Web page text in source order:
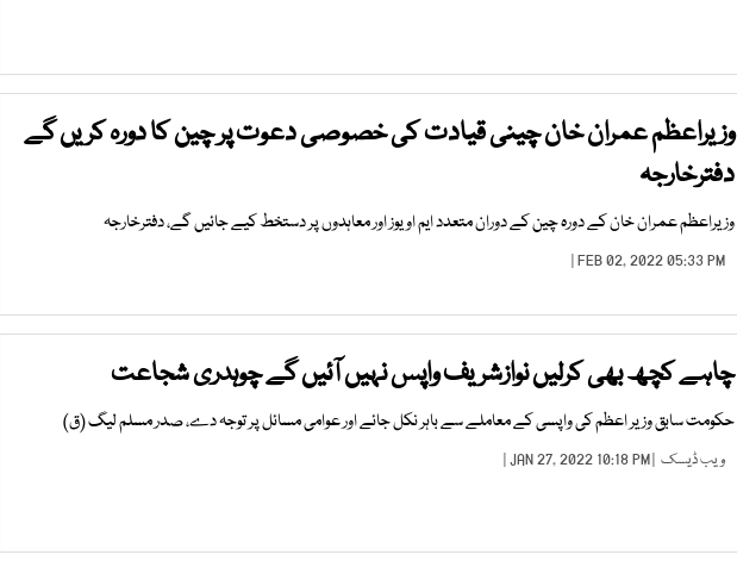
وزیراعظم عمران خان چینی قیادت کی خصوصی دعوت پر چین کا دورہ کریں گے
دفترخارجہ
وزیراعظم عمران خان کے دورہ چین کے دوران متعدد ایم او یوز اور معاہدوں پر دستخط کیے جائیں گے، دفترخارجہ
FEB 02, 2022 05:33 PM |
چاہے کچھ بھی کرلیں نوازشریف واپس نہیں آئیں گے چوہدری شجاعت
حکومت سابق وزیر اعظم کی واپسی کے معاملے سے باہر نکل جائے اور عوامی مسائل پر توجہ دے، صدر مسلم لیگ (ق)
ویب ڈیسک | JAN 27, 2022 10:18 PM |